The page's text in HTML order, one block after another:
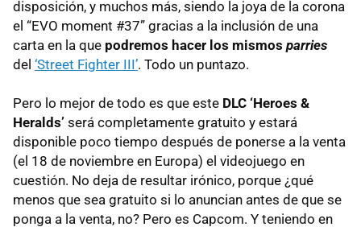
disposición, y muchos más, siendo la joya de la corona
el “EVO moment #37” gracias a la inclusión de una
carta en la que podremos hacer los mismos parries
del ‘Street Fighter III’. Todo un puntazo.
Pero lo mejor de todo es que este DLC ‘Heroes &
Heralds’ será completamente gratuito y estará
disponible poco tiempo después de ponerse a la venta
(el 18 de noviembre en Europa) el videojuego en
cuestión. No deja de resultar irónico, porque ¿qué
menos que sea gratuito si lo anuncian antes de que se
ponga a la venta, no? Pero es Capcom. Y teniendo en